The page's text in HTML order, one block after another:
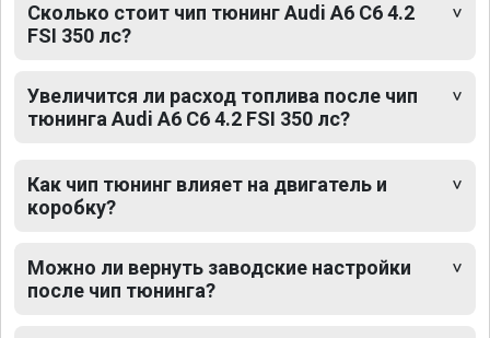
Сколько стоит чип тюнинг Audi A6 C6 4.2
FSI 350 лс?
Увеличится ли расход топлива после чип
тюнинга Audi A6 C6 4.2 FSI 350 лс?
Как чип тюнинг влияет на двигатель и
коробку?
Можно ли вернуть заводские настройки
после чип тюнинга?